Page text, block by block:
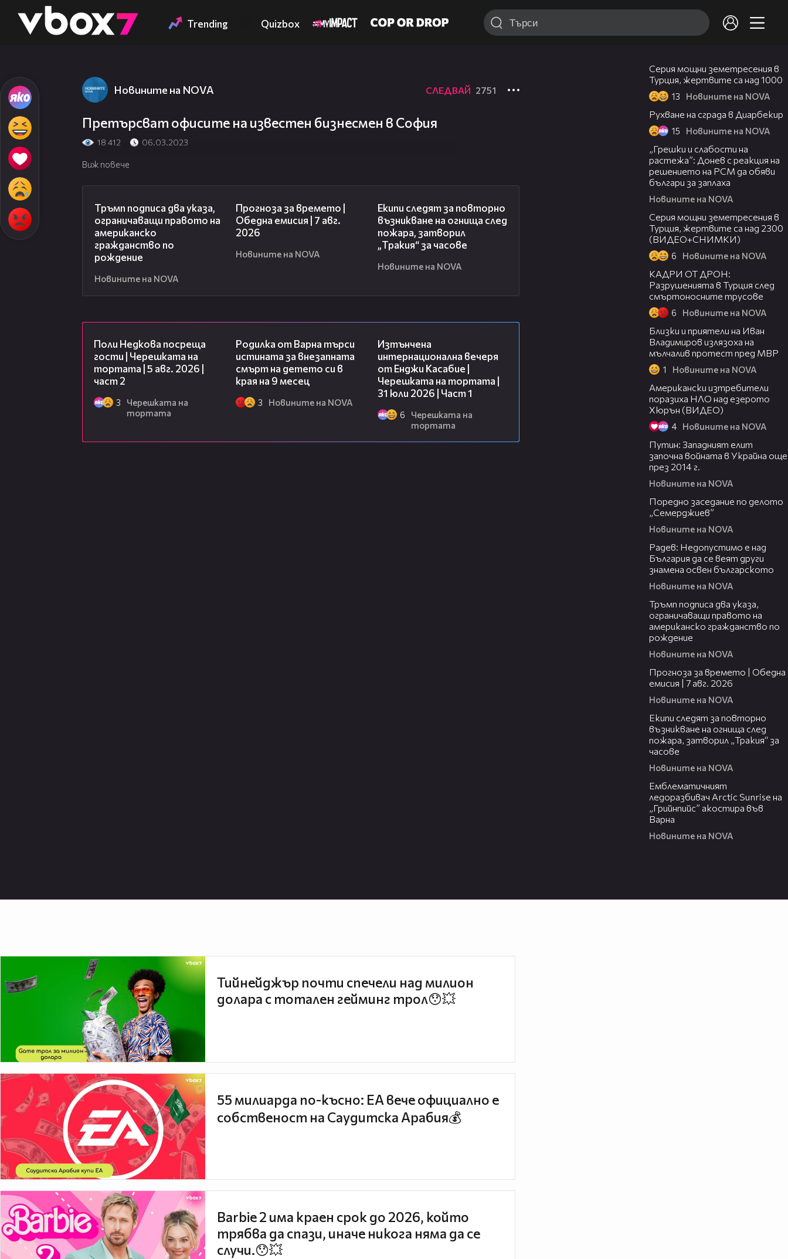
👾 Trending Quizbox
Новините на NOVA СЛЕДВАЙ 2751
Претърсват офисите на известен бизнесмен в София
18 412 06.03.2023
Виж повече
Тръмп подписа два указа,
ограничаващи правото на
американско
гражданство по
рождение
Новините на NOVA
Прогноза за времето |
Обедна емисия | 7 авг.
2026
Новините на NOVA
Екипи следят за повторно
възникване на огнища след
пожара, затворил
„Тракия“ за часове
Новините на NOVA
Поли Недкова посреща
гости | Черешката на
тортата | 5 авг. 2026 |
част 2
3
Черешката на
тортата
Родилка от Варна търси
истината за внезапната
смърт на детето си в
края на 9 месец
3 Новините на NOVA
Изтънчена
интернационална вечеря
от Енджи Касабие |
Черешката на тортата |
31 юли 2026 | Част 1
6
Черешката на
тортата
Серия мощни земетресения в
Турция, жертвите са над 1000
13 Новините на NOVA
Рухване на сграда в Диарбекир
15 Новините на NOVA
„Грешки и слабости на
растежа”: Донев с реакция на
решението на РСМ да обяви
българи за заплаха
Новините на NOVA
Серия мощни земетресения в
Турция, жертвите са над 2300
(ВИДЕО+СНИМКИ)
6 Новините на NOVA
КАДРИ ОТ ДРОН:
Разрушенията в Турция след
смъртоносните трусове
6 Новините на NOVA
Близки и приятели на Иван
Владимиров излязоха на
мълчалив протест пред МВР
1 Новините на NOVA
Американски изтребители
поразиха НЛО над езерото
Хюрън (ВИДЕО)
4 Новините на NOVA
Путин: Западният елит
започна войната в Украйна още
през 2014 г.
Новините на NOVA
Поредно заседание по делото
„Семерджиев”
Новините на NOVA
Радев: Недопустимо е над
България да се веят други
знамена освен българското
Новините на NOVA
Тръмп подписа два указа,
ограничаващи правото на
американско гражданство по
рождение
Новините на NOVA
Прогноза за времето | Обедна
емисия | 7 авг. 2026
Новините на NOVA
Екипи следят за повторно
възникване на огнища след
пожара, затворил „Тракия“ за
часове
Новините на NOVA
Емблематичният
ледоразбивач Arctic Sunrise на
„Грийнпийс” акостира във
Варна
Новините на NOVA
Тийнейджър почти спечели над милион
долара с тотален гейминг трол😯💥
55 милиарда по-късно: EA вече официално е
собственост на Саудитска Арабия💰
Barbie 2 има краен срок до 2026, който
трябва да спази, иначе никога няма да се
случи.😯💥